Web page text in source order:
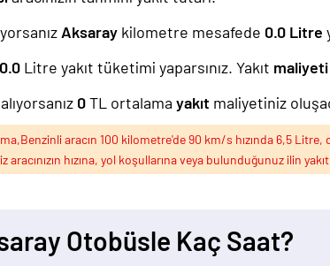
Aksaray kilometre mesafede 0.0 Litre
0.0 Litre yakıt tüketimi yaparsınız. Yakıt maliyeti
0TL ortalama yakıt maliyetiniz
aracın 100 kilometre'de 90 km/s hızında 6,5
aracınızın hızına, yol koşullarına veya bulunduğunuz ilin
Otobüsle Kaç Saat?